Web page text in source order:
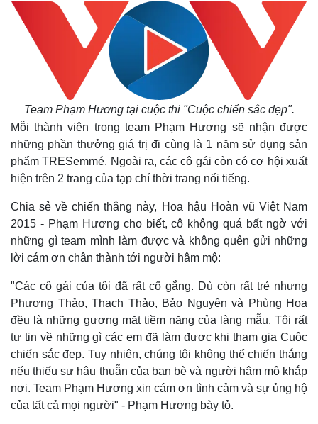
Team Phạm Hương tại cuộc thi "Cuộc chiến sắc đẹp".
Mỗi thành viên trong team Phạm Hương sẽ nhận được
những phần thưởng giá trị đi cùng là 1 năm sử dụng sản
phẩm TRESemmé. Ngoài ra, các cô gái còn có cơ hội xuất
hiện trên 2 trang của tạp chí thời trang nổi tiếng.
Chia sẻ về chiến thắng này, Hoa hậu Hoàn vũ Việt Nam
2015 - Phạm Hương cho biết, cô không quá bất ngờ với
những gì team mình làm được và không quên gửi những
lời cám ơn chân thành tới người hâm mộ:
"Các cô gái của tôi đã rất cố gắng. Dù còn rất trẻ nhưng
Phương Thảo, Thạch Thảo, Bảo Nguyên và Phùng Hoa
đều là những gương mặt tiềm năng của làng mẫu. Tôi rất
tự tin về những gì các em đã làm được khi tham gia Cuộc
chiến sắc đẹp. Tuy nhiên, chúng tôi không thể chiến thắng
nếu thiếu sự hậu thuẫn của bạn bè và người hâm mộ khắp
nơi. Team Phạm Hương xin cám ơn tình cảm và sự ủng hộ
của tất cả mọi người" - Phạm Hương bày tỏ.